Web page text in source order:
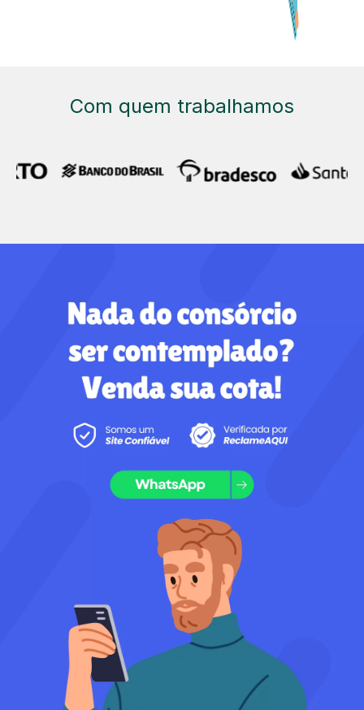
Com quem trabalhamos